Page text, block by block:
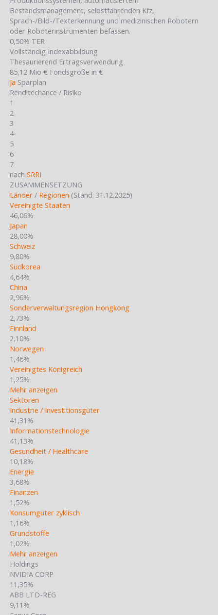
Bestandsmanagement, selbstfahrenden Kfz,
Sprach-/Bild-/Texterkennung und medizinischen Robotern
oder Roboterinstrumenten befassen.
0,50% TER
Vollständig Indexabbildung
Thesaurierend Ertragsverwendung
85,12 Mio € Fondsgröße in €
Ja Sparplan
Renditechance / Risiko
1
2
3
4
5
6
7
nach SRRI
ZUSAMMENSETZUNG
Länder / Regionen (Stand: 31.12.2025)
Vereinigte Staaten
46,06%
Japan
28,00%
Schweiz
9,80%
Südkorea
4,64%
China
2,96%
Sonderverwaltungsregion Hongkong
2,73%
Finnland
2,10%
Norwegen
1,46%
Vereinigtes Königreich
1,25%
Mehr anzeigen
Sektoren
Industrie / Investitionsgüter
41,31%
Informationstechnologie
41,13%
Gesundheit / Healthcare
10,18%
Energie
3,68%
Finanzen
1,52%
Konsumgüter zyklisch
1,16%
Grundstoffe
1,02%
Mehr anzeigen
Holdings
NVIDIA CORP
11,35%
ABB LTD-REG
9,11%